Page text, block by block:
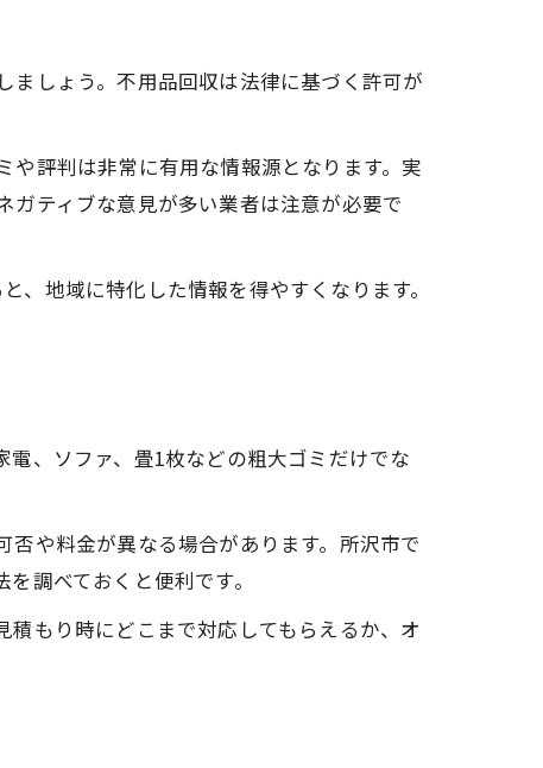
しょう。不用品回収は法律に基づく許可が
評判は非常に有用な情報源となります。実
ティブな意見が多い業者は注意が必要で
、地域に特化した情報を得やすくなります。
、ソファ、畳1枚などの粗大ゴミだけでな
や料金が異なる場合があります。所沢市で
調べておくと便利です。
もり時にどこまで対応してもらえるか、オ